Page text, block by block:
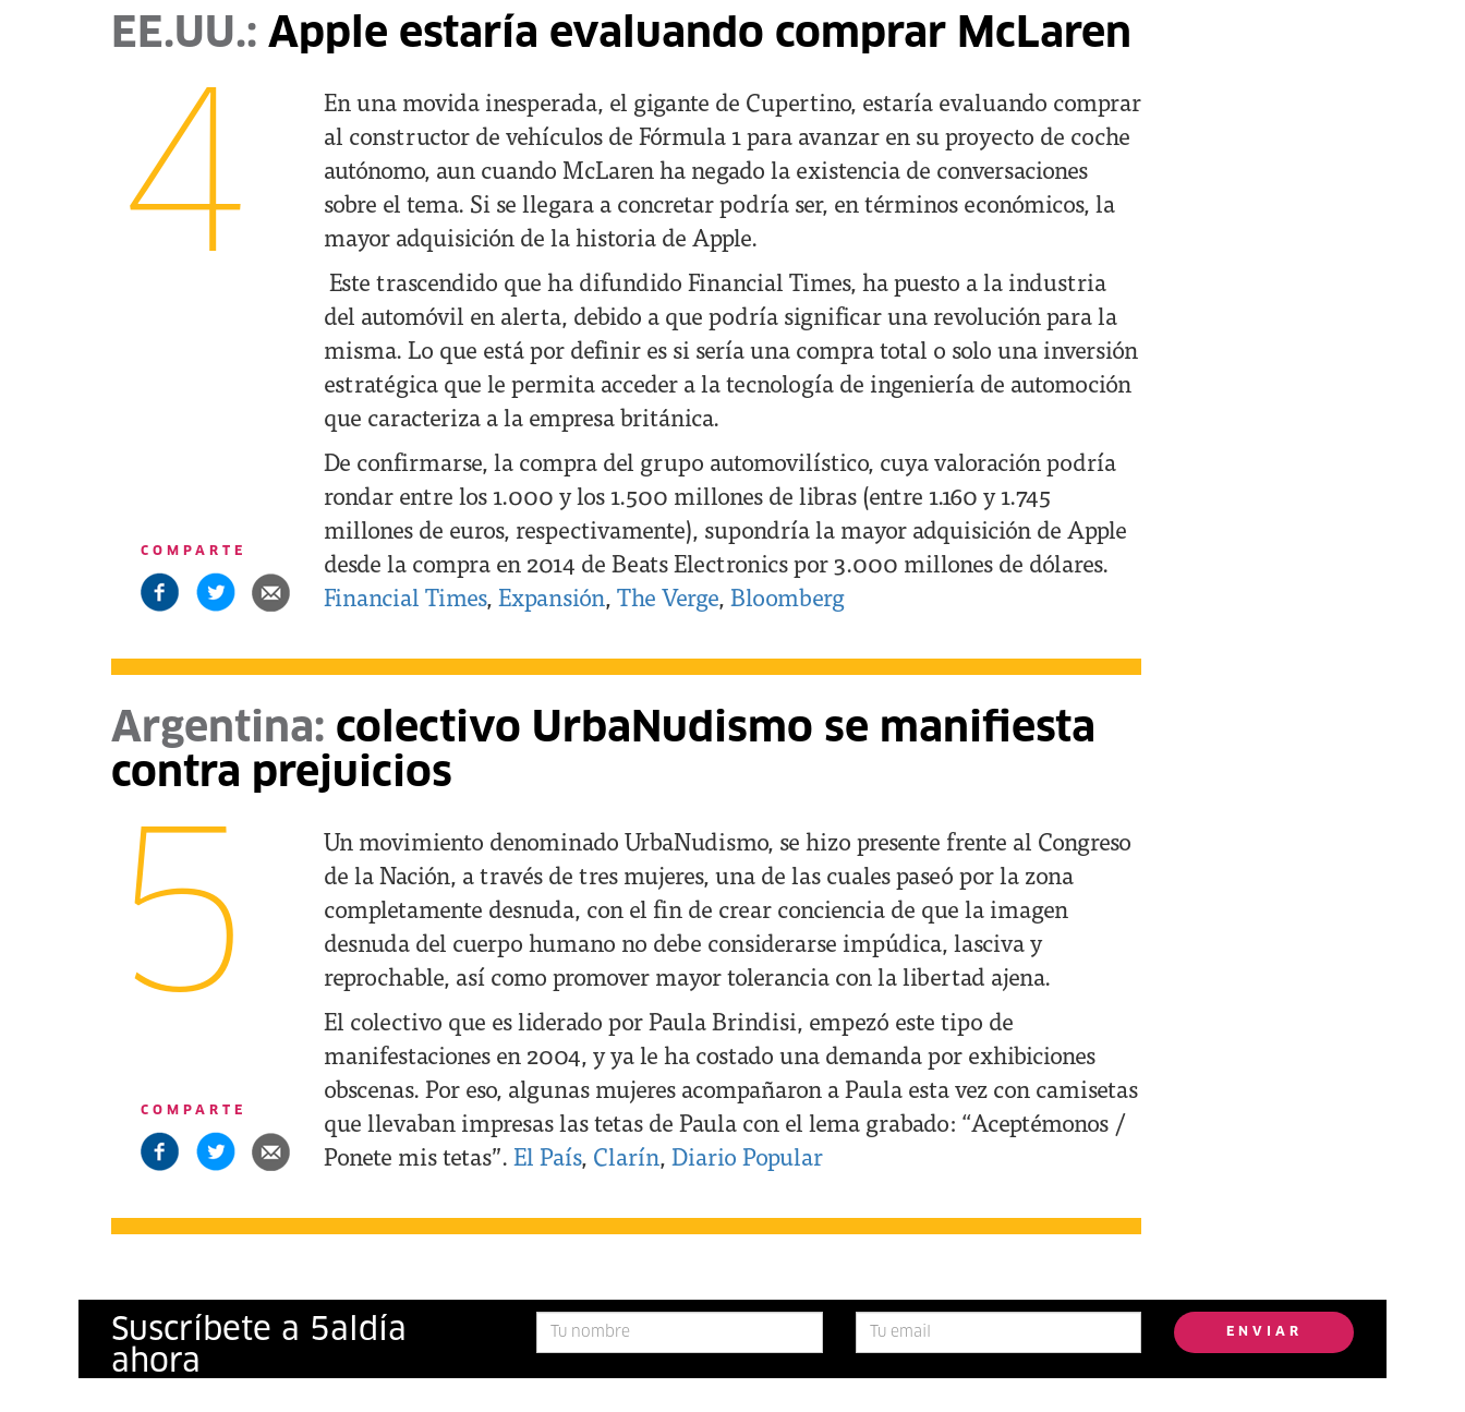
EE.UU.: Apple estaría evaluando comprar McLaren
4
En una movida inesperada, el gigante de Cupertino, estaría evaluando comprar
al constructor de vehículos de Fórmula 1 para avanzar en su proyecto de coche
autónomo, aun cuando McLaren ha negado la existencia de conversaciones
sobre el tema. Si se llegara a concretar podría ser, en términos económicos, la
mayor adquisición de la historia de Apple.
Este trascendido que ha difundido Financial Times, ha puesto a la industria
del automóvil en alerta, debido a que podría significar una revolución para la
misma. Lo que está por definir es si sería una compra total o solo una inversión
estratégica que le permita acceder a la tecnología de ingeniería de automoción
que caracteriza a la empresa británica.
De confirmarse, la compra del grupo automovilístico, cuya valoración podría
rondar entre los 1.000 y los 1.500 millones de libras (entre 1.160 y 1.745
millones de euros, respectivamente), supondría la mayor adquisición de Apple
desde la compra en 2014 de Beats Electronics por 3.000 millones de dólares.
Financial Times, Expansión, The Verge, Bloomberg
COMPARTE
Argentina: colectivo UrbaNudismo se manifiesta
contra prejuicios
5
Un movimiento denominado UrbaNudismo, se hizo presente frente al Congreso
de la Nación, a través de tres mujeres, una de las cuales paseó por la zona
completamente desnuda, con el fin de crear conciencia de que la imagen
desnuda del cuerpo humano no debe considerarse impúdica, lasciva y
reprochable, así como promover mayor tolerancia con la libertad ajena.
El colectivo que es liderado por Paula Brindisi, empezó este tipo de
manifestaciones en 2004, y ya le ha costado una demanda por exhibiciones
obscenas. Por eso, algunas mujeres acompañaron a Paula esta vez con camisetas
que llevaban impresas las tetas de Paula con el lema grabado: “Aceptémonos /
Ponete mis tetas”. El País, Clarín, Diario Popular
COMPARTE
Suscríbete a 5al día
ahora
ENVIAR